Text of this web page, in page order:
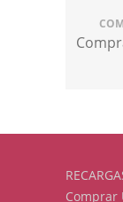
Comprar